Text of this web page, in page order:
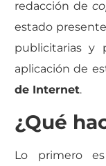
redacción de
estado
publicitarias y
aplicación de
de Internet.
¿Qué
Lo primero